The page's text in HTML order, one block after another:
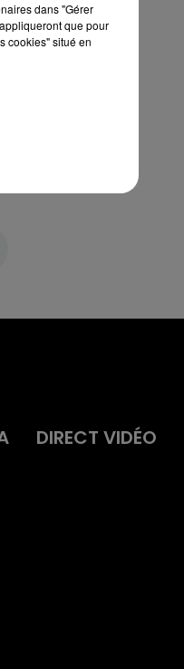
DIRECT VIDÉO
dans "Gérer
que pour
cookies" situé en